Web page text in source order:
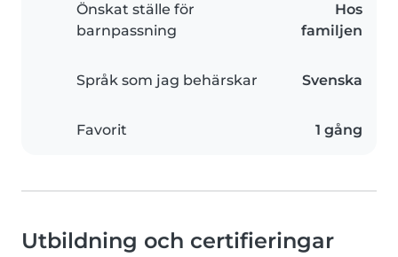
Önskat ställe för
barnpassning
Hos
familjen
Språk som jag behärskar Svenska
Favorit 1 gång
Utbildning och certifieringar